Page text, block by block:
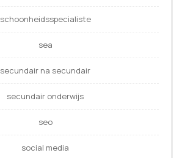
schoonheidsspecialiste
sea
secundair na secundair
secundair onderwijs
seo
social media